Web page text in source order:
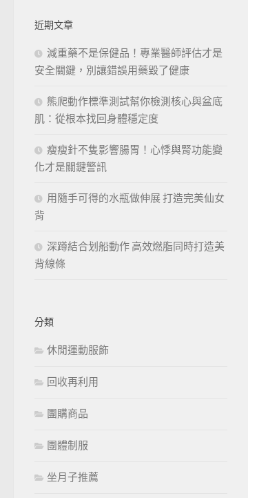
字:
近期文章
減重藥不是保健品！專業醫師評估才是
安全關鍵，別讓錯誤用藥毀了健康
熊爬動作標準測試幫你檢測核心與盆底
肌：從根本找回身體穩定度
瘦瘦針不隻影響腸胃！心悸與腎功能變
化才是關鍵警訊
用隨手可得的水瓶做伸展 打造完美仙女
背
深蹲結合划船動作 高效燃脂同時打造美
背線條
分類
休閒運動服飾
回收再利用
團購商品
團體制服
坐月子推薦